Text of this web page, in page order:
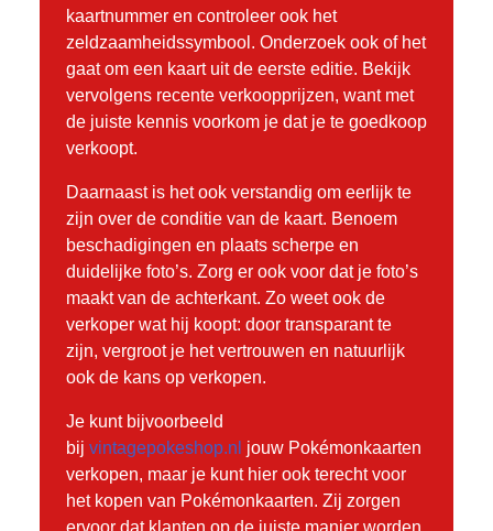
kaartnummer en controleer ook het
zeldzaamheidssymbool. Onderzoek ook of het
gaat om een kaart uit de eerste editie. Bekijk
vervolgens recente verkoopprijzen, want met
de juiste kennis voorkom je dat je te goedkoop
verkoopt.
Daarnaast is het ook verstandig om eerlijk te
zijn over de conditie van de kaart. Benoem
beschadigingen en plaats scherpe en
duidelijke foto’s. Zorg er ook voor dat je foto’s
maakt van de achterkant. Zo weet ook de
verkoper wat hij koopt: door transparant te
zijn, vergroot je het vertrouwen en natuurlijk
ook de kans op verkopen.
Je kunt bijvoorbeeld
bij vintagepokeshop.nl jouw Pokémonkaarten
verkopen, maar je kunt hier ook terecht voor
het kopen van Pokémonkaarten. Zij zorgen
ervoor dat klanten op de juiste manier worden